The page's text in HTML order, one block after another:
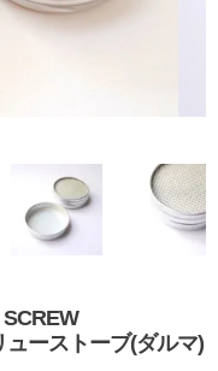
ーストーブ(ダルマ)